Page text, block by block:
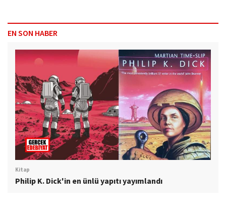
EN SON HABER
Kitap
Philip K. Dick'in en ünlü yapıtı yayımlandı